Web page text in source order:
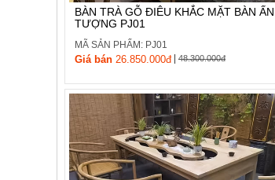
BÀN TRÀ GỖ ĐIÊU KHẮC MẶT BÀN ẤN
TƯỢNG PJ01
MÃ SẢN PHẨM: PJ01
Giá bán 26.850.000đ| 48.300.000đ